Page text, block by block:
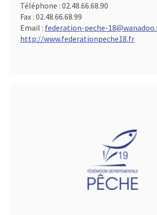
Téléphone : 02.48.66.68.90
Fax : 02.48.66.68.99
Email : federation-peche-
http://www.federationpeche18.fr